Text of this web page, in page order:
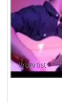
ProArtist